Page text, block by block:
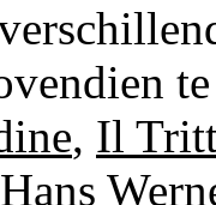
, Il